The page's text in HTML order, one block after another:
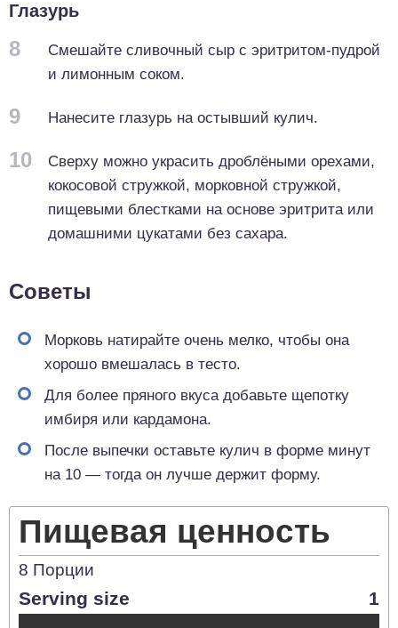
Глазурь
8
Смешайте сливочный сыр с эритритом-пудрой
и лимонным соком.
9 Нанесите глазурь на остывший кулич.
10
Сверху можно украсить дроблёными орехами,
кокосовой стружкой, морковной стружкой,
пищевыми блестками на основе эритрита или
домашними цукатами без сахара.
Советы
Морковь натирайте очень мелко, чтобы она
хорошо вмешалась в тесто.
Для более пряного вкуса добавьте щепотку
имбиря или кардамона.
После выпечки оставьте кулич в форме минут
на 10 — тогда он лучше держит форму.
Пищевая ценность
8 Порции
Serving size 1